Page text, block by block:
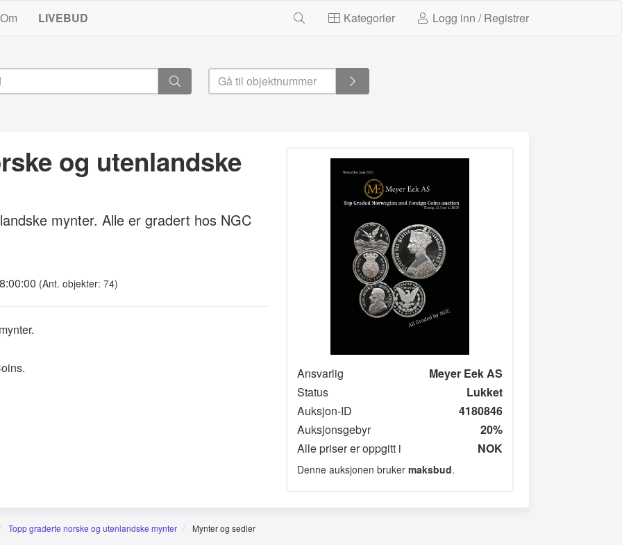
Om LIVEBUD Kategorier Logg inn / Registrer
og utenlandske
mynter. Alle er gradert hos NGC
(Ant. objekter: 74)
Ansvarlig
Meyer Eek AS
Status
Lukket
Auksjon-ID
4180846
Auksjonsgebyr
20%
Alle priser er oppgitt i
NOK
Denne auksjonen brukermaksbud.
Topp graderte norske og utenlandske mynter Mynter og sedler